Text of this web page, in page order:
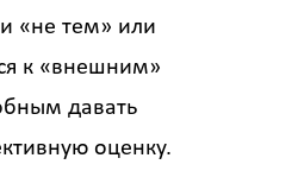
«не тем» или
к «внешним»
давать
оценку.